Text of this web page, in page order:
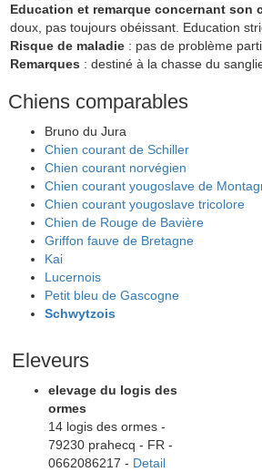
Education et remarque concernant son
doux, pas toujours obéissant. Education
Risque de maladie: pas de problème
Remarques : destiné à la chasse du
Chiens comparables
Bruno du Jura
Chien courant de Schiller
Chien courant norvégien
Chien courant yougoslave de
Chien courant yougoslave tricolore
Chien de Rouge de Bavière
Griffon fauve de Bretagne
Kai
Lucernois
Petit bleu de Gascogne
Schwytzois
Eleveurs
elevage du logis des
ormes
14 logis des ormes -
79230 prahecq - FR -
0662086217 - Detail